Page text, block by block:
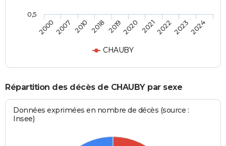
CHAUBY
20002007 2010 2018 20192020 2021202220232024
0,5
Répartition des décès de CHAUBY par sexe
Données exprimées en nombre de décès (source :
Insee)